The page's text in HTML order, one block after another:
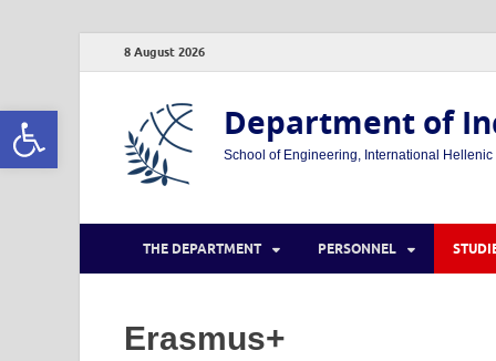
Open toolbar
8 August 2026
Department of
School of Engineering, International Hellenic
THE DEPARTMENT PERSONNEL
Erasmus+